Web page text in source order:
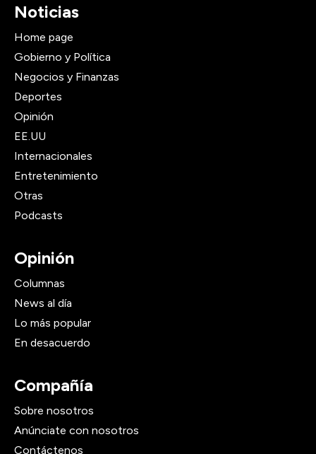
Noticias
Home page
Gobierno y Política
Negocios y Finanzas
Deportes
Opinión
EE.UU
Internacionales
Entretenimiento
Otras
Podcasts
Opinión
Columnas
News al día
Lo más popular
En desacuerdo
Compañía
Sobre nosotros
Anúnciate con nosotros
Contáctenos